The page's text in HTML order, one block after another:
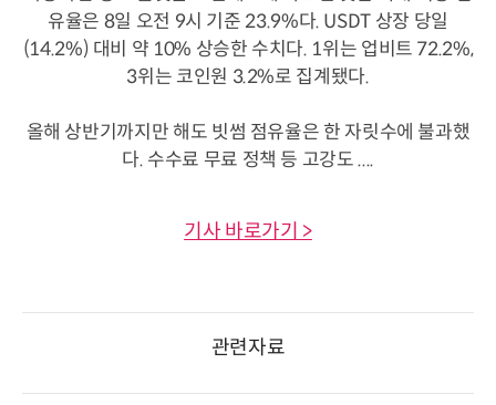
유율은 8일 오전 9시 기준 23.9%다. USDT 상장 당일
(14.2%) 대비 약 10% 상승한 수치다. 1위는 업비트 72.2%,
3위는 코인원 3.2%로 집계됐다.
올해 상반기까지만 해도 빗썸 점유율은 한 자릿수에 불과했
다. 수수료 무료 정책 등 고강도 ....
기사 바로가기 >
관련자료